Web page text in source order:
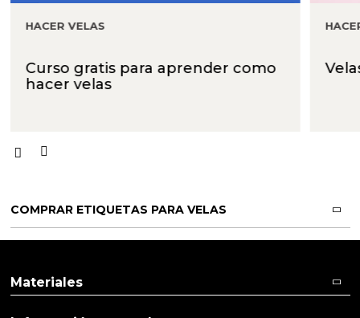
HACER VELAS
Curso gratis para aprender como
hacer velas
COMPRAR ETIQUETAS PARA VELAS
Materiales